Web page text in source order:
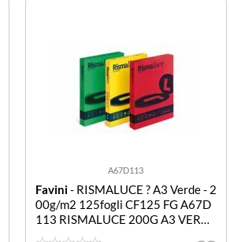
A67D113
Favini- RISMALUCE ? A3 Verde - 2
00g/m2 125fogli CF125 FG A67D
113 RISMALUCE 200G A3 VERDE
125FF